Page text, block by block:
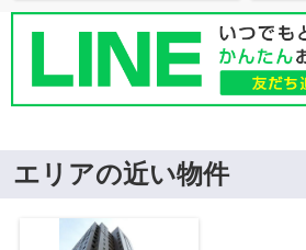
エリアの近い物件